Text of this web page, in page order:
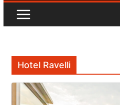
Hotel Ravelli